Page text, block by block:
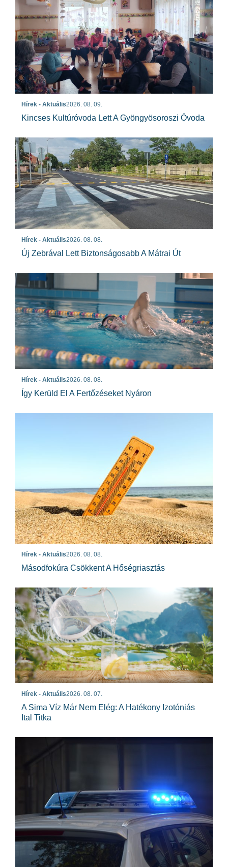
Hírek - Aktuális2026. 08. 09.
Kincses Kultúróvoda Lett A Gyöngyösoroszi Óvoda
Hírek - Aktuális2026. 08. 08.
Új Zebrával Lett Biztonságosabb A Mátrai Út
Hírek - Aktuális2026. 08. 08.
Így Kerüld El A Fertőzéseket Nyáron
Hírek - Aktuális2026. 08. 08.
Másodfokúra Csökkent A Hőségriasztás
Hírek - Aktuális2026. 08. 07.
A Sima Víz Már Nem Elég: A Hatékony Izotóniás
Ital Titka